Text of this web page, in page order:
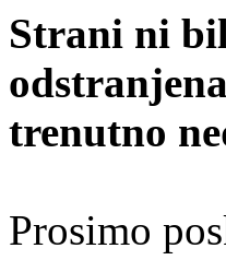
Strani ni
trenutno
Prosimo